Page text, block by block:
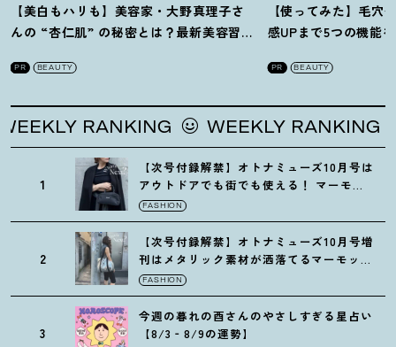
【美白もハリも】美容家・大野真理子さ
んの “杏仁肌” の秘密とは ？ 最新美容習慣
PR BEAUTY
【使ってみた】毛穴
感UPまで5つの機能
PR BEAUTY
RANKING WEEKLY RANKING
1
【次号付録解禁】オトナミューズ10月号は
アウトドアでも街でも使える ！ マーモッ
トの黒ショルダー
FASHION
2
【次号付録解禁】オトナミューズ10月号増
刊はメタリック素材が洒落てるマーモット
の保冷バッグ
FASHION
3
今週の暮れの酉さんのやさしすぎる星占い
【8/3‐8/9の運勢】